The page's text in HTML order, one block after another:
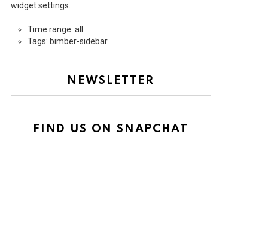
widget settings.
Time range: all
Tags: bimber-sidebar
NEWSLETTER
FIND US ON SNAPCHAT